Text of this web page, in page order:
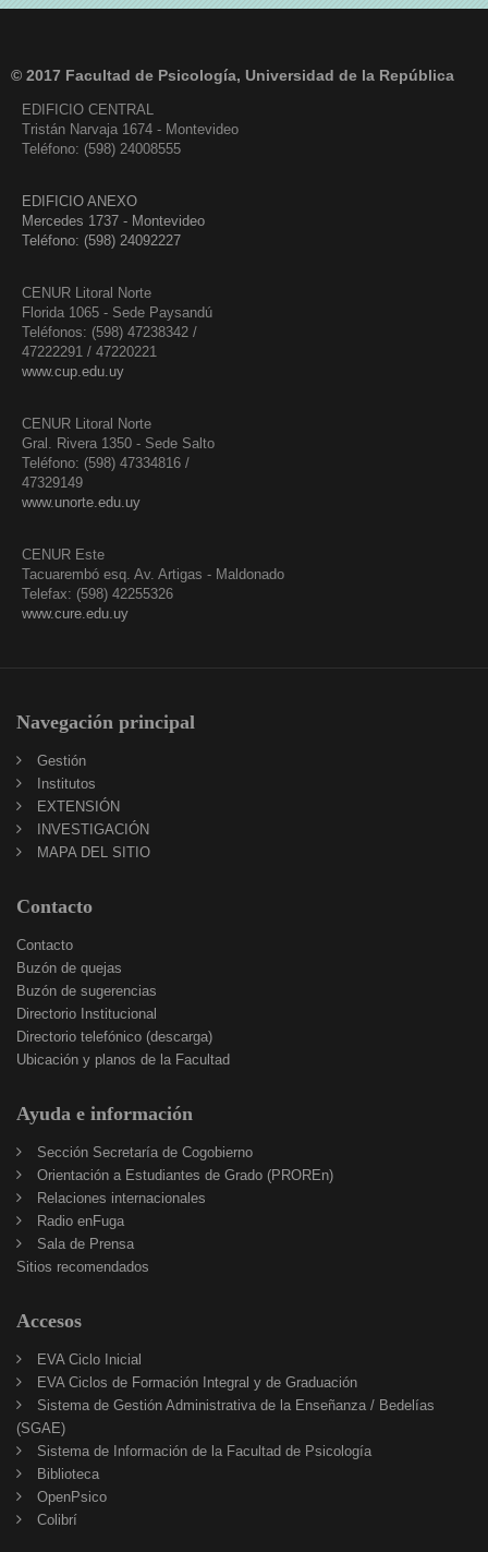
© 2017 Facultad de Psicología, Universidad de la República
EDIFICIO CENTRAL
Tristán Narvaja 1674 - Montevideo
Teléfono: (598) 24008555
EDIFICIO ANEXO
Mercedes 1737 - Montevideo
Teléfono: (598) 24092227
CENUR Litoral Norte
Florida 1065 - Sede Paysandú
Teléfonos: (598) 47238342 /
47222291 / 47220221
www.cup.edu.uy
CENUR Litoral Norte
Gral. Rivera 1350 - Sede Salto
Teléfono: (598) 47334816 /
47329149
www.unorte.edu.uy
CENUR Este
Tacuarembó esq. Av. Artigas - Maldonado
Telefax: (598) 42255326
www.cure.edu.uy
Navegación principal
Gestión
Institutos
EXTENSIÓN
INVESTIGACIÓN
MAPA DEL SITIO
Contacto
Contacto
Buzón de quejas
Buzón de sugerencias
Directorio Institucional
Directorio telefónico (descarga)
Ubicación y planos de la Facultad
Ayuda e información
Sección Secretaría de Cogobierno
Orientación a Estudiantes de Grado (PROREn)
Relaciones internacionales
Radio enFuga
Sala de Prensa
Sitios
Sitios recomendados
Accesos
EVA Ciclo Inicial
EVA Ciclos de Formación Integral y de Graduación
Sistema de Gestión Administrativa de la Enseñanza / Bedelías
(SGAE)
Sistema de Información de la Facultad de Psicología
Biblioteca
OpenPsico
Colibrí